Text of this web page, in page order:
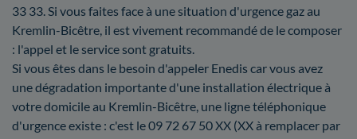
33 33. Si vous faites face à une situation d'urgence gaz au
Kremlin-Bicêtre, il est vivement recommandé de le composer
: l'appel et le service sont gratuits.
Si vous êtes dans le besoin d'appeler Enedis car vous avez
une dégradation importante d'une installation électrique à
votre domicile au Kremlin-Bicêtre, une ligne téléphonique
d'urgence existe : c'est le 09 72 67 50 XX (XX à remplacer par